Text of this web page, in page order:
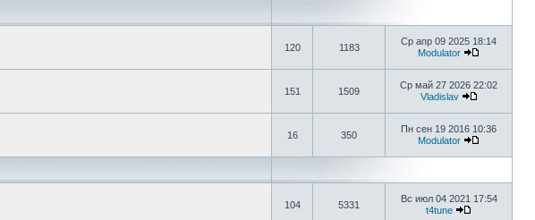
120 1183
Ср апр 09 2025 18:14
Modulator
151 1509
Ср май 27 2026 22:02
Vladislav
16 350
Пн сен 19 2016 10:36
Modulator
104 5331
Вс июл 04 2021 17:54
t4tune